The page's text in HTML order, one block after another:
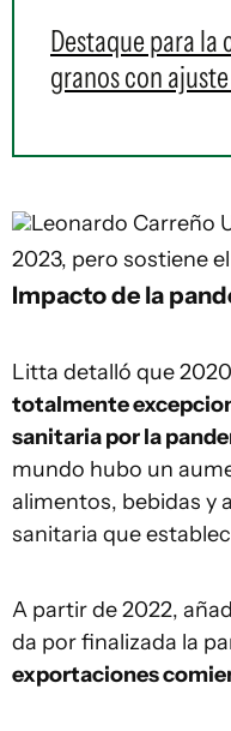
Destaque para la
granos con
Leonardo Carreño
2023, pero sostiene
Impacto de la
Litta detalló que
totalmente
sanitaria por la
mundo hubo un
alimentos, bebidas y
sanitaria que
A partir de 2022,
da por finalizada la
exportaciones